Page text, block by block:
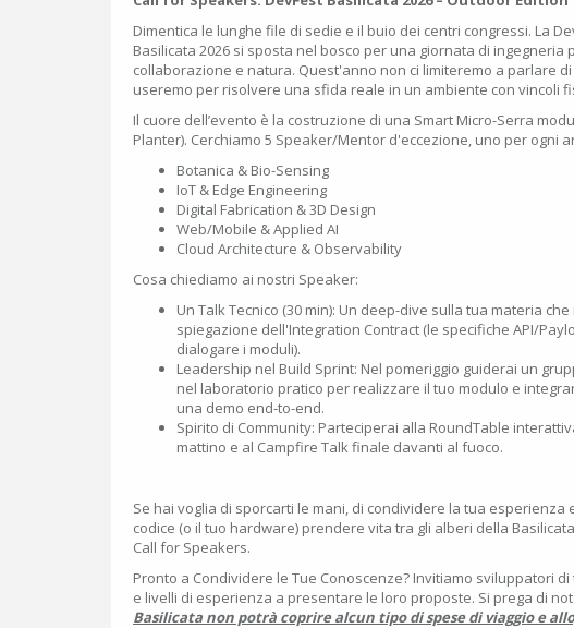
Dimentica le lunghe file di sedie e il buio dei centri congressi. La
Basilicata 2026 si sposta nel bosco per una giornata di ingegneria
collaborazione e natura. Quest'anno non ci limiteremo a parlare
useremo per risolvere una sfida reale in un ambiente con vincoli
Il cuore dell’evento è la costruzione di una Smart Micro-Serra
Planter). Cerchiamo 5 Speaker/Mentor d'eccezione, uno per ogni
Botanica & Bio-Sensing
IoT & Edge Engineering
Digital Fabrication & 3D Design
Web/Mobile & Applied AI
Cloud Architecture & Observability
Cosa chiediamo ai nostri Speaker:
Un Talk Tecnico (30 min): Un deep-dive sulla tua materia
spiegazione dell'Integration Contract (le specifiche API/
dialogare i moduli).
Leadership nel Build Sprint: Nel pomeriggio guiderai un
nel laboratorio pratico per realizzare il tuo modulo e
una demo end-to-end.
Spirito di Community: Parteciperai alla RoundTable
mattino e al Campfire Talk finale davanti al fuoco.
Se hai voglia di sporcarti le mani, di condividere la tua esperienza
codice (o il tuo hardware) prendere vita tra gli alberi della
Call for Speakers.
Pronto a Condividere le Tue Conoscenze? Invitiamo sviluppatori
e livelli di esperienza a presentare le loro proposte. Si prega di
Basilicata non potrà coprire alcun tipo di spese di viaggio e